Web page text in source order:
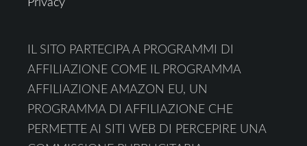
Privacy
IL SITO PARTECIPA A PROGRAMMI DI
AFFILIAZIONE COME IL PROGRAMMA
AFFILIAZIONE AMAZON EU, UN
PROGRAMMA DI AFFILIAZIONE CHE
PERMETTE AI SITI WEB DI PERCEPIRE UNA